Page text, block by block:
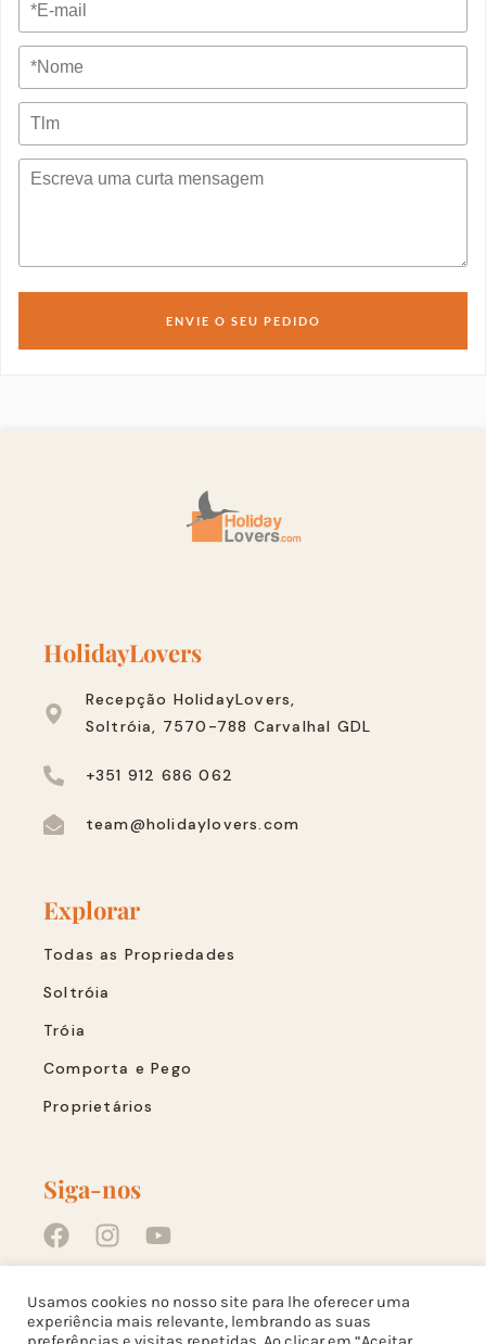
ENVIE O SEU PEDIDO
HolidayLovers
Recepção HolidayLovers,
Soltróia, 7570-788 Carvalhal GDL
+351 912 686 062
team@holidaylovers.com
Explorar
Todas as Propriedades
Soltróia
Tróia
Comporta e Pego
Proprietários
Siga-nos
Links Rápidos
Usamos cookies no nosso site para lhe oferecer uma
experiência mais relevante, lembrando as suas